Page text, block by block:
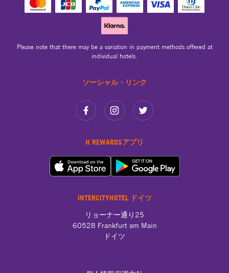
ソーシャル・リンク
H REWARDSアプリ
INTERCITYHOTEL ドイツ
リョーナー通り25
60528 Frankfurt am Main
ドイツ
Please note that there may be a variation in payment methods offered at
individual hotels.